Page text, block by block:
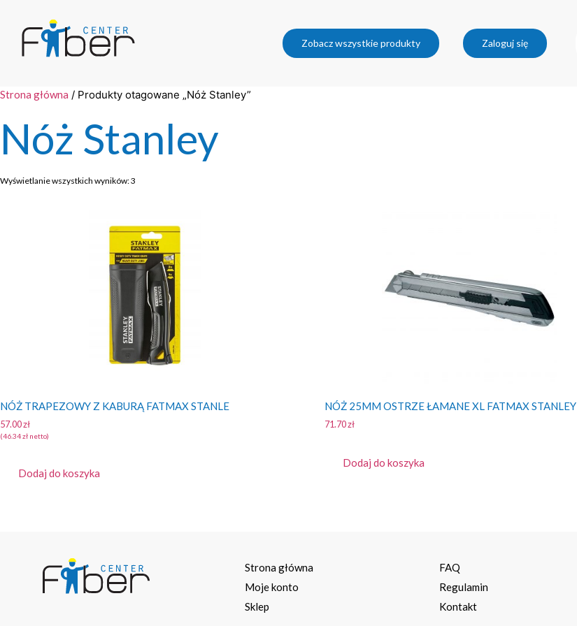
Zobacz wszystkie produkty Zaloguj się
Strona główna / Produkty otagowane „Nóż Stanley”
Nóż Stanley
Wyświetlanie wszystkich wyników: 3
NÓŻ TRAPEZOWY Z KABURĄ FATMAX STANLE
57.00zł
(46.34zł netto)
Dodaj do koszyka
NÓŻ 25MM OSTRZE ŁAMANE XL FATMAX STANLEY
71.70zł
Dodaj do koszyka
Strona główna
Moje konto
Sklep
FAQ
Regulamin
Kontakt